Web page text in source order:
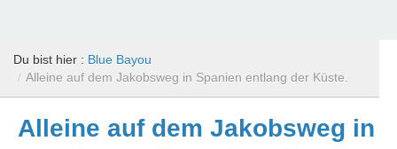
Du bist hier : Blue Bayou
/ Alleine auf dem Jakobsweg in Spanien entlang der Küste.
Alleine auf dem Jakobsweg in